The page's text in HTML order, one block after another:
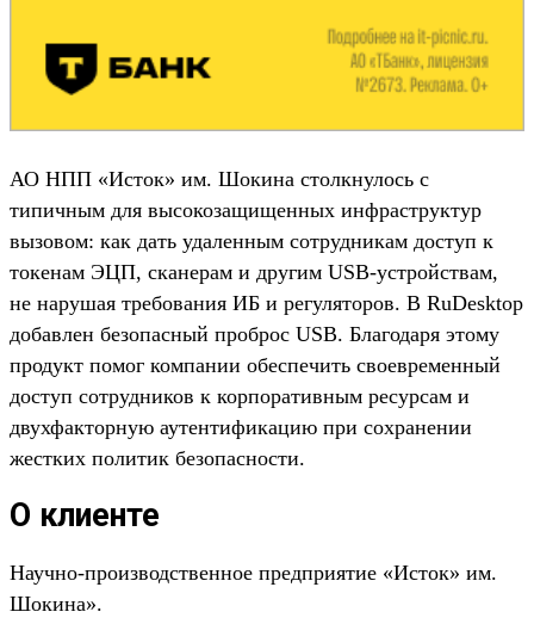
АО НПП «Исток» им. Шокина столкнулось с
типичным для высокозащищенных инфраструктур
вызовом: как дать удаленным сотрудникам доступ к
токенам ЭЦП, сканерам и другим USB-устройствам,
не нарушая требования ИБ и регуляторов. В RuDesktop
добавлен безопасный проброс USB. Благодаря этому
продукт помог компании обеспечить своевременный
доступ сотрудников к корпоративным ресурсам и
двухфакторную аутентификацию при сохранении
жестких политик безопасности.
О клиенте
Научно-производственное предприятие «Исток» им.
Шокина».